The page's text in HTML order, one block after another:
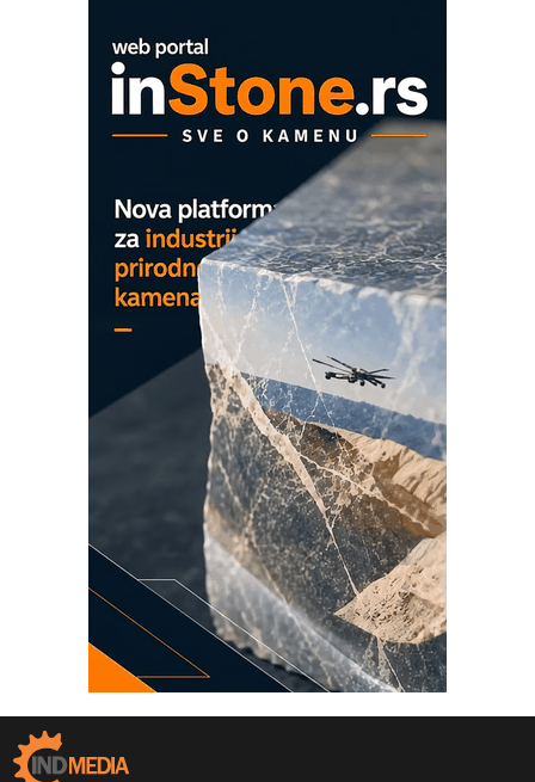
Proizvodnja iC7 Hybrid 1500 VDC
mrežnog pretvarača sa tečnim
hlađenjem
COMBYPACK
EVOKS Maintenance Management